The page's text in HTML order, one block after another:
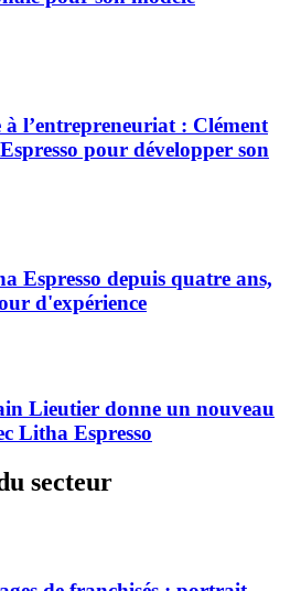
l’entrepreneuriat : Clément
pour développer son
Espresso depuis quatre ans,
d'expérience
Lieutier donne un nouveau
Litha Espresso
secteur